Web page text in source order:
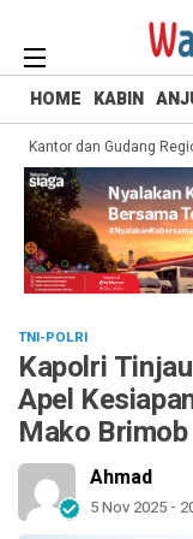
HOME KABIN
dan Gudang
TNI-POLRI
Kapolri
Apel
Mako Brimob
Ahmad
5 Nov 2025 -